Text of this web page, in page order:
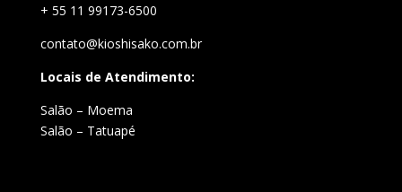
+ 55 11 99173-6500
contato@kioshisako.com.br
Locais de Atendimento:
Salão – Moema
Salão – Tatuapé